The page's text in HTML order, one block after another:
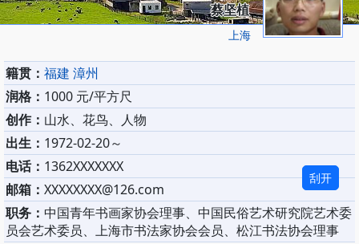
蔡坚植
上海
籍贯： 福建 漳州
润格： 1000 元/平方尺
创作： 山水、花鸟、人物
出生： 1972-02-20～
电话： 1362XXXXXXX
邮箱： XXXXXXXX@126.com
刮开
职务： 中国青年书画家协会理事、中国民俗艺术研究院艺术委
员会艺术委员、上海市书法家协会会员、松江书法协会理事